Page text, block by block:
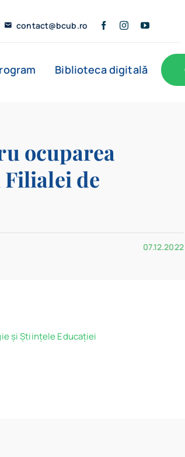
contact@bcub.ro
Filiale
Biblioteca digitală
ocuparea
de
07.12.2022
și Științele Educației